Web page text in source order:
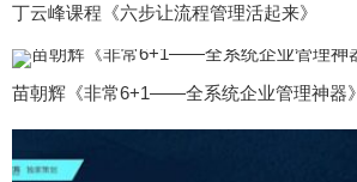
丁云峰课程《六步让流程管理活起来》
苗朝辉《非常6+1——全系统企业管理神器》